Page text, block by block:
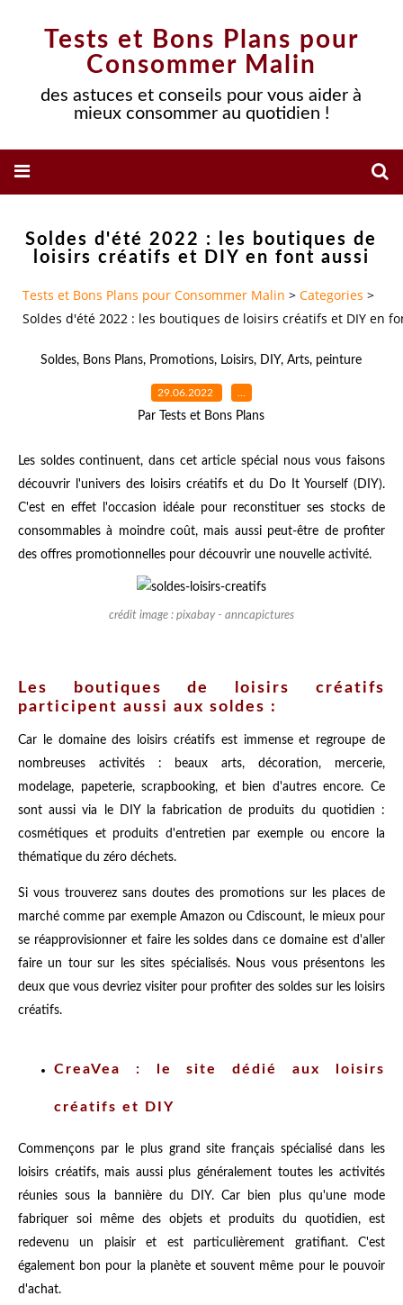
Tests et Bons Plans pour
Consommer Malin
des astuces et conseils pour vous aider à
mieux consommer au quotidien !
Soldes d'été 2022 : les boutiques de
loisirs créatifs et DIY en font aussi
Tests et Bons Plans pour Consommer Malin > Categories >
Soldes d'été 2022 : les boutiques de loisirs créatifs et DIY en
Soldes, Bons Plans, Promotions, Loisirs, DIY,Arts, peinture
29.06.2022 …
Par Tests et Bons Plans
Les soldes continuent, dans cet article spécial nous vous faisons
découvrir l'univers des loisirs créatifs et du Do It Yourself (DIY).
C'est en effet l'occasion idéale pour reconstituer ses stocks de
consommables à moindre coût, mais aussi peut-être de profiter
des offres promotionnelles pour découvrir une nouvelle activité.
crédit image : pixabay - anncapictures
Les boutiques de loisirs créatifs
participent aussi aux soldes :
Car le domaine des loisirs créatifs est immense et regroupe de
nombreuses activités : beaux arts, décoration, mercerie,
modelage, papeterie, scrapbooking, et bien d'autres encore. Ce
sont aussi via le DIY la fabrication de produits du quotidien :
cosmétiques et produits d'entretien par exemple ou encore la
thématique du zéro déchets.
Si vous trouverez sans doutes des promotions sur les places de
marché comme par exemple Amazon ou Cdiscount, le mieux pour
se réapprovisionner et faire les soldes dans ce domaine est d'aller
faire un tour sur les sites spécialisés. Nous vous présentons les
deux que vous devriez visiter pour profiter des soldes sur les loisirs
créatifs.
CreaVea : le site dédié aux loisirs
créatifs et DIY
Commençons par le plus grand site français spécialisé dans les
loisirs créatifs, mais aussi plus généralement toutes les activités
réunies sous la bannière du DIY. Car bien plus qu'une mode
fabriquer soi même des objets et produits du quotidien, est
redevenu un plaisir et est particulièrement gratifiant. C'est
également bon pour la planète et souvent même pour le pouvoir
d'achat.